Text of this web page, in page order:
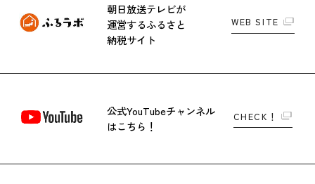
朝日放送テレビが
運営するふるさと
納税サイト
WEB SITE
公式YouTubeチャンネル
はこちら！
CHECK！